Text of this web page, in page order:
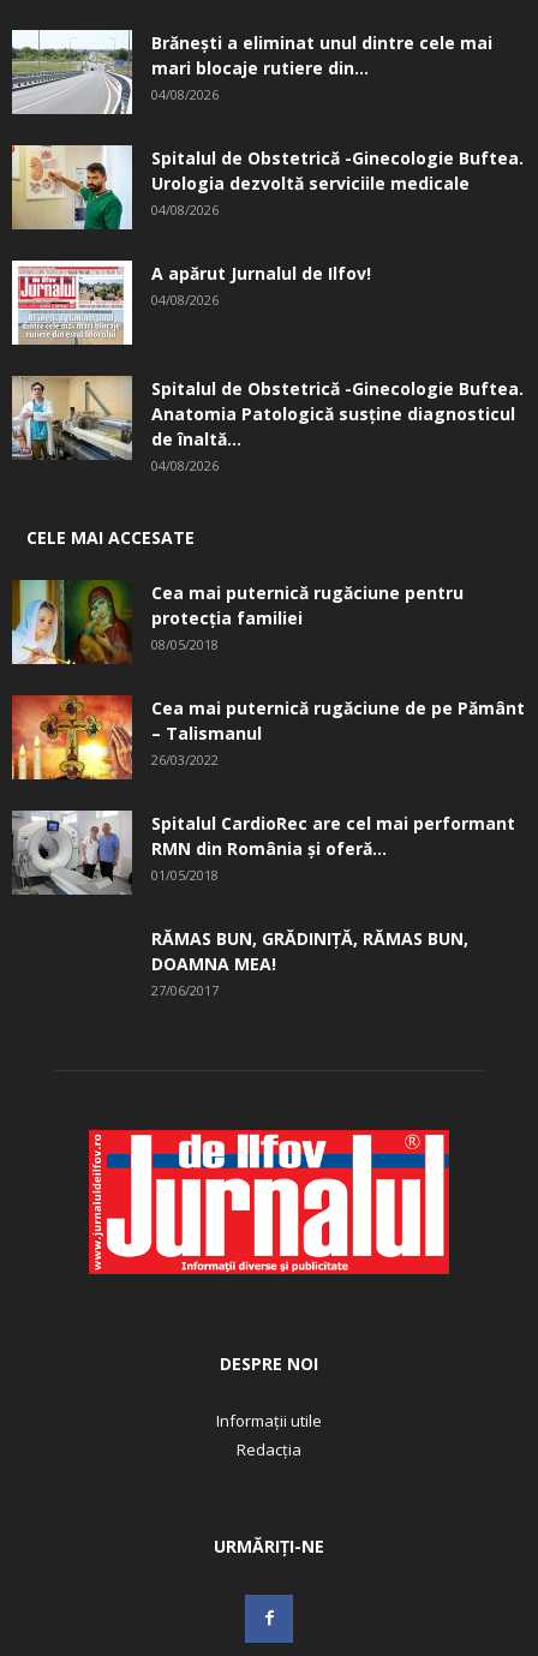
Brănești a eliminat unul dintre cele mai
mari blocaje rutiere din...
04/08/2026
Spitalul de Obstetrică -Ginecologie Buftea.
Urologia dezvoltă serviciile medicale
04/08/2026
A apărut Jurnalul de Ilfov!
04/08/2026
Spitalul de Obstetrică -Ginecologie Buftea.
Anatomia Patologică susţine diagnosticul
de înaltă...
04/08/2026
CELE MAI ACCESATE
Cea mai puternică rugăciune pentru
protecția familiei
08/05/2018
Cea mai puternică rugăciune de pe Pământ
– Talismanul
26/03/2022
Spitalul CardioRec are cel mai performant
RMN din România și oferă...
01/05/2018
RĂMAS BUN, GRĂDINIŢĂ, ­RĂMAS BUN,
DOAMNA MEA!
27/06/2017
DESPRE NOI
Informații utile
Redacția
URMĂRIȚI-NE